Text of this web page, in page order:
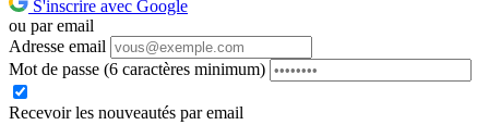
S'inscrire avec Google
ou par email
Adresse email
Mot de passe (6 caractères minimum)
Recevoir les nouveautés par email